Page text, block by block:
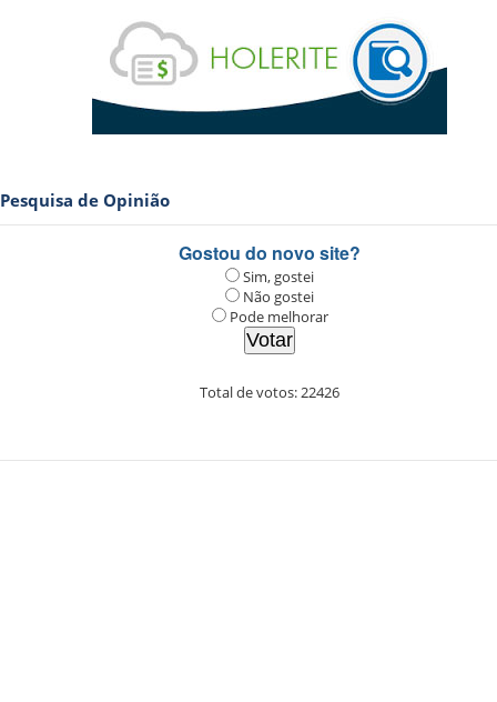
Pesquisa de Opinião
Gostou do novo site?
Sim, gostei
Não gostei
Pode melhorar
Total de votos:22426